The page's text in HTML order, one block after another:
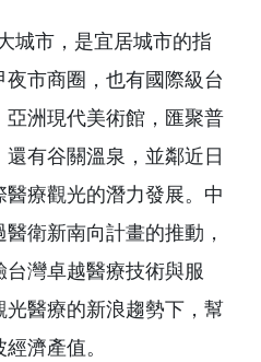
市，是宜居城市的指
市商圈，也有國際級台
洲現代美術館，匯聚普
有谷關溫泉，並鄰近日
醫療觀光的潛力發展。中
衛新南向計畫的推動，
灣卓越醫療技術與服
醫療的新浪趨勢下，幫
濟產值。